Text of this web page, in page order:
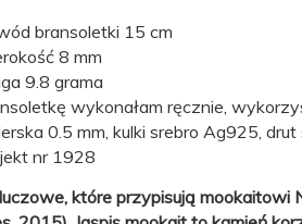
bransoletki 15 cm
8 mm
9.8 grama
wykonałam ręcznie,
0.5 mm, kulki srebro Ag925,
nr 1928
które przypisują mookaitowi
15 cm
8 mm